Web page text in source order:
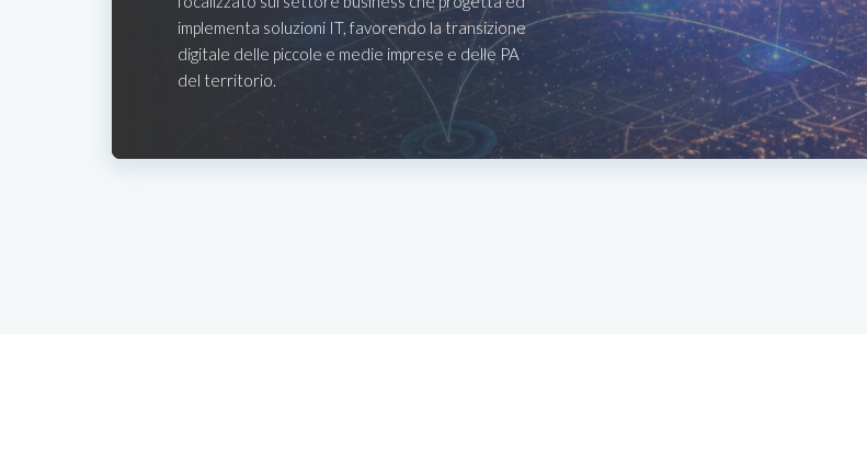
implementa soluzioni IT, favorendo la transizione
digitale delle piccole e medie imprese e delle PA
del territorio.